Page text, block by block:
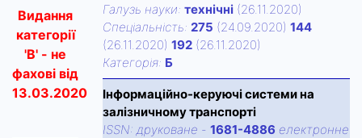
Видання
категорії
'В' - не
фахові від
13.03.2020
Галузь науки: технічні (26.11.2020)
Спецiальнiсть: 275 (24.09.2020) 144
(26.11.2020) 192 (26.11.2020)
Категорiя: Б
Інформаційно-керуючі системи на
залізничному транспорті
ISSN: друковане - 1681-4886 електронне